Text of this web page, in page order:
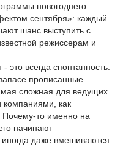
новогоднего
сентября»: каждый
шанс выступить с
режиссерам и
всегда спонтанность.
прописанные
сложная для ведущих
компаниями, как
Почему-то именно на
начинают
даже вмешиваются